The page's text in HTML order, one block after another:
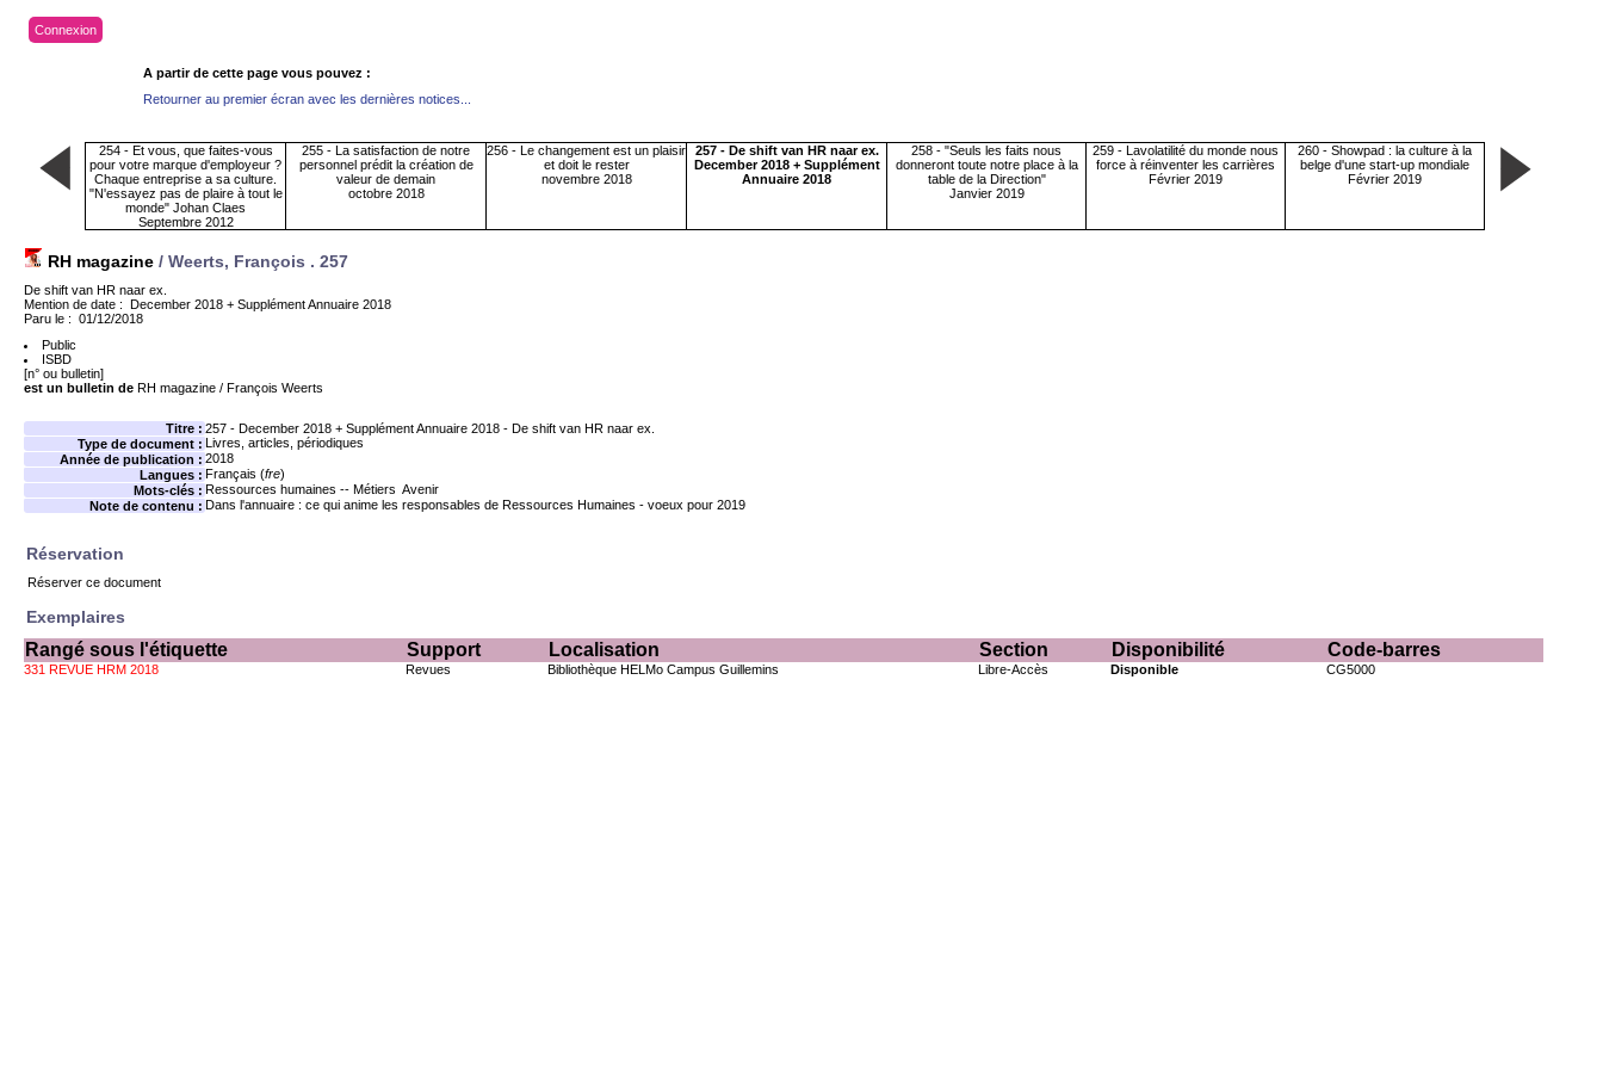
Connexion
A partir de cette page vous pouvez :
Retourner au premier écran avec les dernières notices...
254 - Et vous, que faites-vous
pour votre marque d'employeur ?
Chaque entreprise a sa culture.
"N'essayez pas de plaire à tout le
monde" Johan Claes
Septembre 2012
255 - La satisfaction de notre
personnel prédit la création de
valeur de demain
octobre 2018
256 - Le changement est un plaisir
et doit le rester
novembre 2018
257 - De shift van HR naar ex.
December 2018 + Supplément
Annuaire 2018
258 - "Seuls les faits nous
donneront toute notre place à la
table de la Direction"
Janvier 2019
259 - Lavolatilité du monde nous
force à réinventer les carrières
Février 2019
260 - Showpad : la culture à la
belge d'une start-up mondiale
Février 2019
RH magazine / Weerts, François . 257
De shift van HR naar ex.
Mention de date : December 2018 + Supplément Annuaire 2018
Paru le : 01/12/2018
Public
ISBD
[n° ou bulletin]
est un bulletin de RH magazine / François Weerts
Titre : 257 - December 2018 + Supplément Annuaire 2018 - De shift van HR naar ex.
Type de document : Livres, articles, périodiques
Année de publication : 2018
Langues : Français (fre)
Mots-clés : Ressources humaines -- Métiers Avenir
Note de contenu : Dans l'annuaire : ce qui anime les responsables de Ressources Humaines - voeux pour 2019
Réservation
Réserver ce document
Exemplaires
Rangé sous l'étiquette Support Localisation Section Disponibilité Code-barres
331 REVUE HRM 2018 Revues Bibliothèque HELMo Campus Guillemins Libre-Accès Disponible CG5000